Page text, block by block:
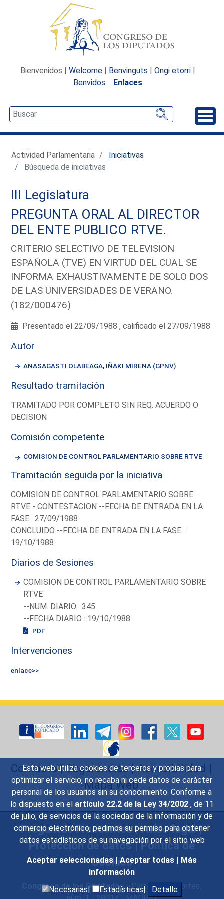
Esta web utiliza cookies de terceros y propias para
optimizar el servicio, no recaba ni cede datos de carácter
personal de los usuarios sin su conocimiento. Conforme a
lo dispuesto en el artículo 22.2 de la Ley 34/2002 , de 11
de julio, de servicios de la sociedad de la información y de
comercio electrónico, pedimos su permiso para obtener
datos estadísticos de su navegación por el sitio web
Aceptar seleccionadas | Aceptar todas | Más
información
Necesarias|
Estadísticas| Detalle
Bienvenidos | Welcome | Benvinguts | Ongi etorri |
Benvidos
Enlaces
Actividad Parlamentaria
Iniciativas
Búsqueda de iniciativas
III Legislatura
PREGUNTA ORAL AL DIRECTOR
DEL ENTE PUBLICO RTVE.
CRITERIO SELECTIVO DE TELEVISION
ESPAÑOLA (TVE) EN VIRTUD DEL CUAL SE
INFORMA EXHAUSTIVAMENTE DE SOLO DOS
DE LAS UNIVERSIDADES DE VERANO.
(182/000476)
Presentado el 22/09/1988 , calificado el 27/09/1988
Autor
ANASAGASTI OLABEAGA, IÑAKI MIRENA (GPNV)
Resultado tramitación
TRAMITADO POR COMPLETO SIN REQ. ACUERDO O
DECISION
Comisión competente
COMISION DE CONTROL PARLAMENTARIO SOBRE RTVE
Tramitación seguida por la iniciativa
COMISION DE CONTROL PARLAMENTARIO SOBRE
RTVE - CONTESTACION --FECHA DE ENTRADA EN LA
FASE : 27/09/1988
CONCLUIDO --FECHA DE ENTRADA EN LA FASE :
19/10/1988
Diarios de Sesiones
COMISION DE CONTROL PARLAMENTARIO SOBRE
RTVE
--NUM. DIARIO : 345
--FECHA DIARIO : 19/10/1988
PDF
Intervenciones
enlace>>
Contacto|Sugerencias|Accesibilidad |
Mapa Web
Preguntas Frecuentes|Aviso legal|
Protección de datos|Política de
Cookies
Congreso de los Diputados- Plaza de las Cortes,